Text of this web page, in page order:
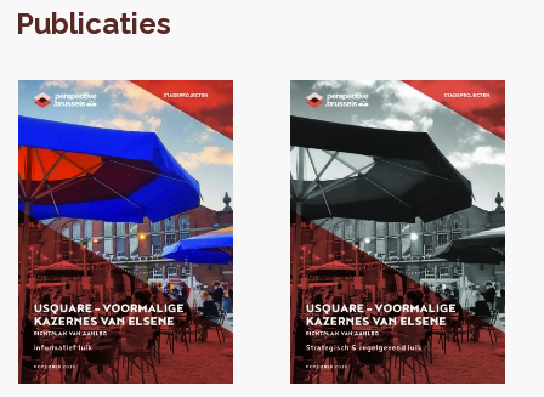
Publicaties